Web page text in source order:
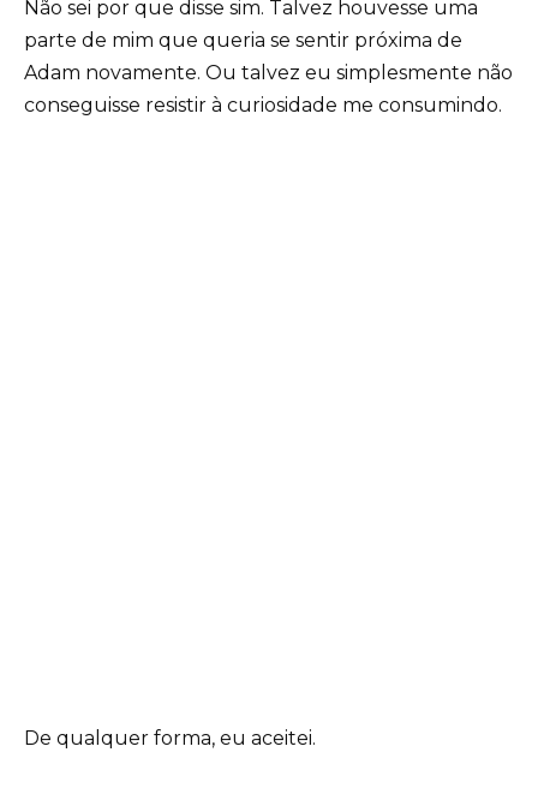
Não sei por que disse sim. Talvez houvesse uma
parte de mim que queria se sentir próxima de
Adam novamente. Ou talvez eu simplesmente não
conseguisse resistir à curiosidade me consumindo.
De qualquer forma, eu aceitei.